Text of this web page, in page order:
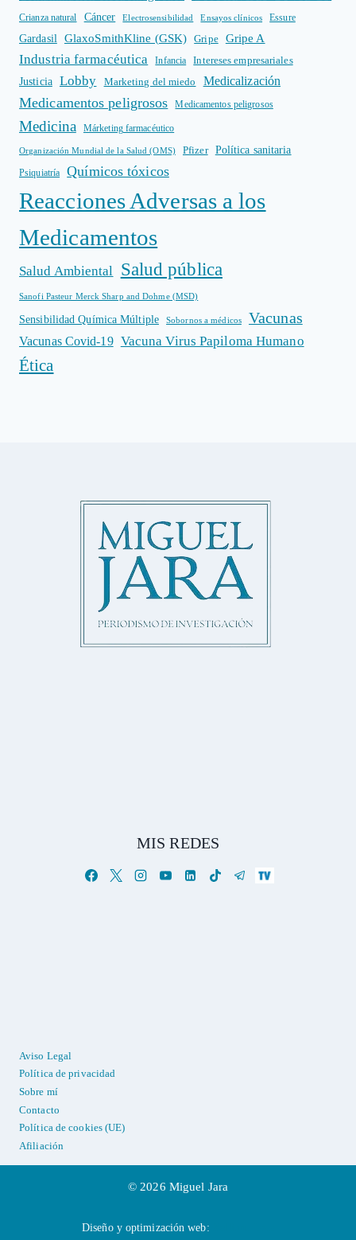
Crianza natural Cáncer Electrosensibilidad Ensayos clínicos Essure
Gardasil GlaxoSmithKline (GSK) Gripe Gripe A
Industria farmacéutica Infancia
Intereses empresariales
Justicia
Lobby Marketing del miedo Medicalización
Medicamentos peligrosos Medicamentos peligrosos
Medicina Márketing farmacéutico
Organización Mundial de la Salud (OMS) Pfizer Política sanitaria
Psiquiatría Químicos tóxicos
Reacciones Adversas a los
Medicamentos
Salud Ambiental Salud pública
Sanofi Pasteur Merck Sharp and Dohme (MSD)
Sensibilidad Química Múltiple Sobornos a médicos Vacunas
Vacunas Covid-19 Vacuna Virus Papiloma Humano
Ética
MIS REDES
Aviso Legal
Política de privacidad
Sobre mí
Contacto
Política de cookies (UE)
Afiliación
© 2026 Miguel Jara
Diseño y optimización web: